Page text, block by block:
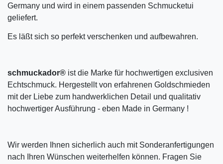
Germany und wird in einem passenden Schmucketui
geliefert.
Es läßt sich so perfekt verschenken und aufbewahren.
schmuckador® ist die Marke für hochwertigen exclusiven
Echtschmuck. Hergestellt von erfahrenen Goldschmieden
mit der Liebe zum handwerklichen Detail und qualitativ
hochwertiger Ausführung - eben Made in Germany !
Wir werden Ihnen sicherlich auch mit Sonderanfertigungen
nach Ihren Wünschen weiterhelfen können. Fragen Sie